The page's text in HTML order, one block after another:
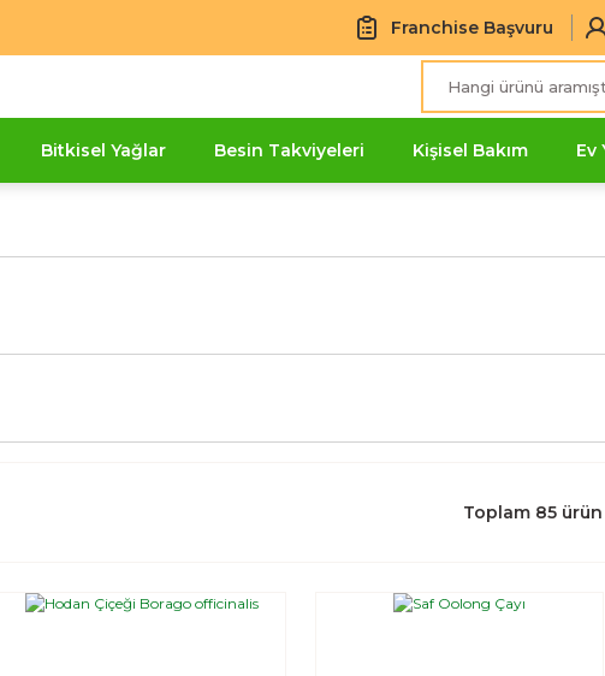
Franchise Başvuru
Bitkisel Yağlar Besin Takviyeleri Kişisel Bakım Ev
Toplam 85 ürün